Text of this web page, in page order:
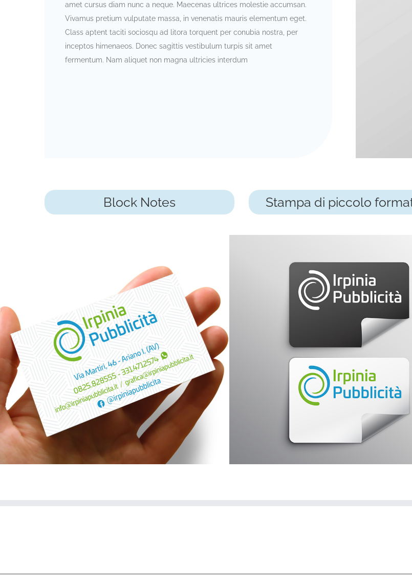
amet cursus diam nunc a neque. Maecenas ultrices molestie accumsan.
Vivamus pretium vulputate massa, in venenatis mauris elementum eget.
Class aptent taciti sociosqu ad litora torquent per conubia nostra, per
inceptos himenaeos. Donec sagittis vestibulum turpis sit amet
fermentum. Nam aliquet non magna ultricies interdum
Block Notes Stampa di piccolo